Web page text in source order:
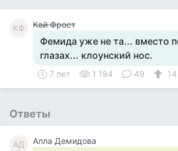
КФ Кай Фрост
Фемида уже не та... вместо
глазах... клоунский нос.
7 лет 1 194 49 14
Ответы
АД Алла Демидова